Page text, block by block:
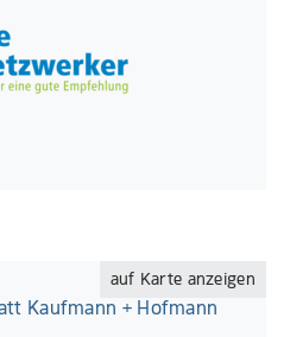
auf Karte anzeigen
Kaufmann + Hofmann